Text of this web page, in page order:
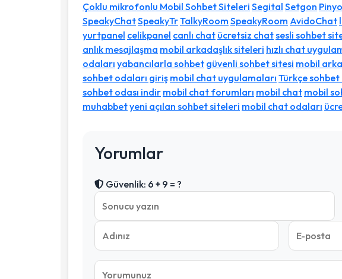
Çoklu mikrofonlu Mobil Sohbet Siteleri Segital Setgon Pinyo
SpeakyChatSpeakyTrTalkyRoom SpeakyRoom AvidoChat
yurtpanel celikpanel canlı chat ücretsiz chatsesli sohbet
anlık mesajlaşma mobil arkadaşlık siteleri hızlı chat
odaları yabancılarla sohbet güvenli sohbet sitesi mobil
sohbet odaları giriş mobil chat uygulamaları Türkçe sohbet
sohbet odası indir mobil chat forumları mobil chat mobil
muhabbetyeni açılan sohbet siteleri mobil chat odaları
Yorumlar
Güvenlik: 6 + 9 = ?